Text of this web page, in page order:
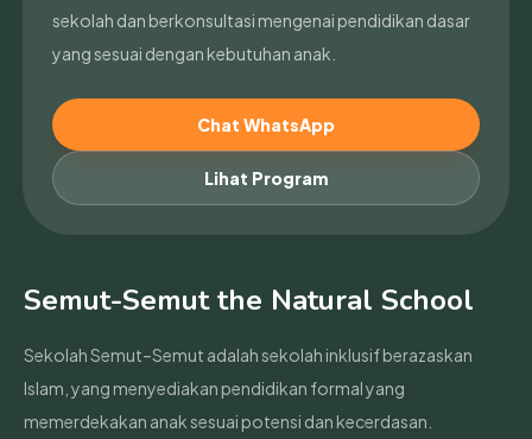
sekolah dan berkonsultasi mengenai pendidikan dasar
yang sesuai dengan kebutuhan anak.
Chat WhatsApp
Lihat Program
Semut-Semut the Natural School
Sekolah Semut–Semut adalah sekolah inklusif berazaskan
Islam, yang menyediakan pendidikan formal yang
memerdekakan anak sesuai potensi dan kecerdasan.